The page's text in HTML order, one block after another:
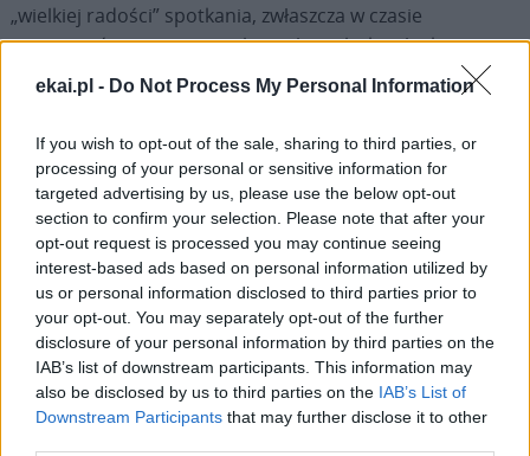
ekai.pl - Do Not Process My Personal Information
If you wish to opt-out of the sale, sharing to third parties, or
processing of your personal or sensitive information for
targeted advertising by us, please use the below opt-out
section to confirm your selection. Please note that after your
opt-out request is processed you may continue seeing
interest-based ads based on personal information utilized by
us or personal information disclosed to third parties prior to
your opt-out. You may separately opt-out of the further
disclosure of your personal information by third parties on the
IAB’s list of downstream participants. This information may
also be disclosed by us to third parties on the IAB’s List of
Downstream Participants that may further disclose it to other
„wielkiej radości” spotkania, zwłaszcza w czasie
uroczystości wręczenia paliuszy brazylijskim biskupom.
„Takie spotkania i dzielenie się doświadczeniami
przynoszą nam nowe inspiracje, pokój serca i mądrość
potrzebną do jeszcze głębszego przeżywania naszej
posługi biskupiej” – dodaje bp Bergamasco.
Z kolei bp Clésio Facco, biskup diecezji Uruguaiana w
stanie Rio Grande do Sul w Brazylii podkreśla, że droga
Kościoław Brazylii jest mocno zakorzeniona w duchu
komunii, zgodnie z nauczaniem Soboru Watykańskiego II.
„W obecnym czasie szczególny nacisk kładziemy także na
synodalność – na wspólne podążanie drogą Kościoła” –
podkreśla. Dodaje, że ważnym tematem w Kościele
brazylijskim jest też synodalność.